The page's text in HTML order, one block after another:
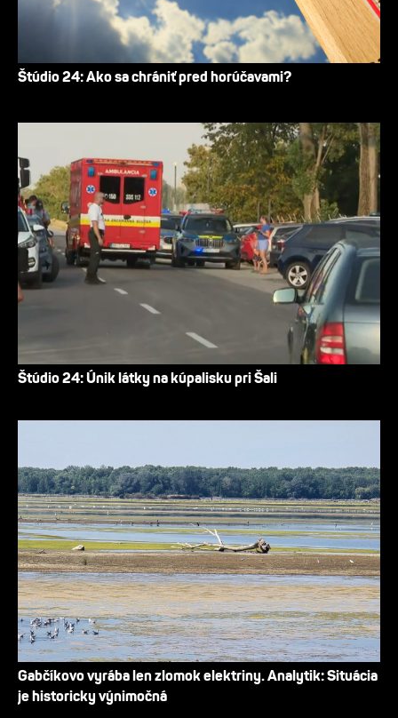
Štúdio 24: Ako sa chrániť pred horúčavami?
Štúdio 24: Únik látky na kúpalisku pri Šali
Gabčíkovo vyrába len zlomok elektriny. Analytik: Situácia
je historicky výnimočná